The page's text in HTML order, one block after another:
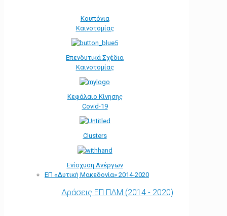
Κουπόνια
Καινοτομίας
Επενδυτικά Σχέδια
Καινοτομίας
Κεφάλαιο Κίνησης
Covid-19
Clusters
Ενίσχυση Ανέργων
ΕΠ «Δυτική Μακεδονία» 2014-2020
Δράσεις ΕΠ ΠΔΜ (2014 - 2020)